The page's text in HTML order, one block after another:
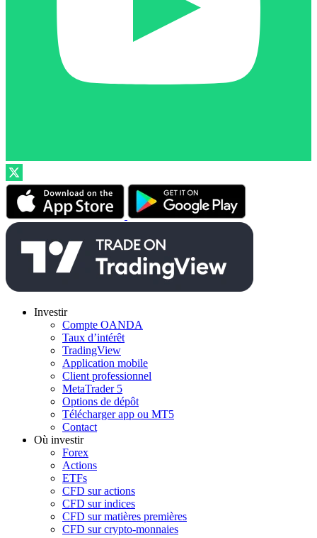
Investir
Compte OANDA
Taux d’intérêt
TradingView
Application mobile
Client professionnel
MetaTrader 5
Options de dépôt
Télécharger app ou MT5
Contact
Où investir
Forex
Actions
ETFs
CFD sur actions
CFD sur indices
CFD sur matières premières
CFD sur crypto-monnaies